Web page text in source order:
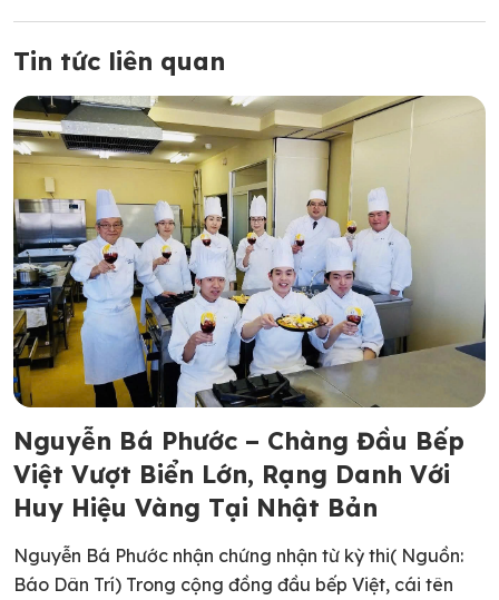
Tin tức liên quan
Nguyễn Bá Phước – Chàng Đầu Bếp
Việt Vượt Biển Lớn, Rạng Danh Với
Huy Hiệu Vàng Tại Nhật Bản
Nguyễn Bá Phước nhận chứng nhận từ kỳ thi( Nguồn:
Báo Dân Trí) Trong cộng đồng đầu bếp Việt, cái tên